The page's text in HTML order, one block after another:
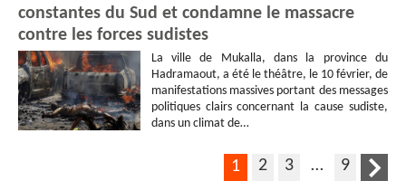
constantes du Sud et condamne le massacre
contre les forces sudistes
La ville de Mukalla, dans la province du
Hadramaout, a été le théâtre, le 10 février, de
manifestations massives portant des messages
politiques clairs concernant la cause sudiste,
dans un climat de…
1 2 3 … 9